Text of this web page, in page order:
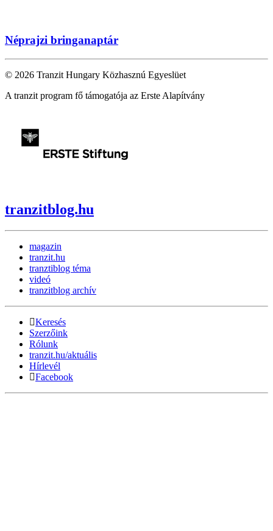
Néprajzi bringanaptár
© 2026 Tranzit Hungary Közhasznú Egyeslüet
A tranzit program fő támogatója az Erste Alapítvány
tranzitblog.hu
magazin
tranzit.hu
tranztiblog téma
videó
tranzitblog archív
Keresés
Szerzőink
Rólunk
tranzit.hu/aktuális
Hírlevél
Facebook